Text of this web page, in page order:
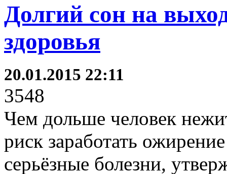
Долгий сон на
здоровья
20.01.2015 22:11
3548
Чем дольше человек
риск заработать
серьёзные болезни,